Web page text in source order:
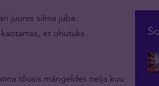
juures silma juba
et ohutuks
tõusis mängeldes nelja kuu